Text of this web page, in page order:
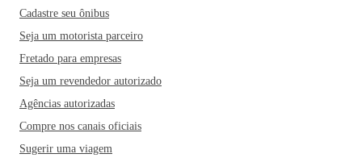
Cadastre seu ônibus
Seja um motorista parceiro
Fretado para empresas
Seja um revendedor autorizado
Agências autorizadas
Compre nos canais oficiais
Sugerir uma viagem